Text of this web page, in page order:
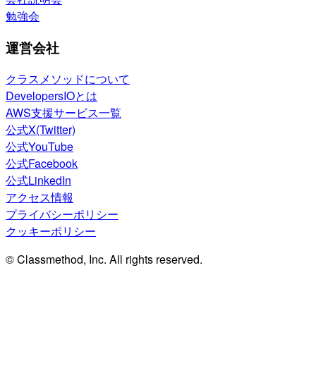
勉強会
運営会社
クラスメソッドについて
DevelopersIOとは
AWS支援サービス一覧
公式X(Twitter)
公式YouTube
公式Facebook
公式LinkedIn
アクセス情報
プライバシーポリシー
クッキーポリシー
© Classmethod, Inc. All rights reserved.